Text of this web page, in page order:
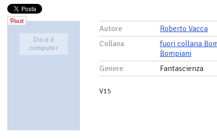
Dio e il
computer
Autore
Roberto Vacca
Collana
fuori collana
Bompiani
Genere
Fantascienza
V15